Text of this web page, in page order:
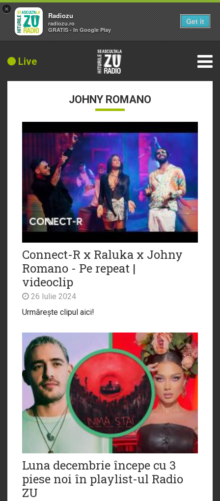
Live
JOHNY ROMANO
Connect-R x Raluka x Johny
Romano - Pe repeat |
videoclip
26 Iulie 2024
Urmărește clipul aici!
Luna decembrie începe cu 3
piese noi în playlist-ul Radio
ZU
×
Radiozu
radiozu.ro
GRATIS - In Google Play
Get it